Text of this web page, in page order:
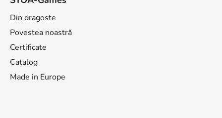
Din dragoste
Povestea noastră
Certificate
Catalog
Made in Europe